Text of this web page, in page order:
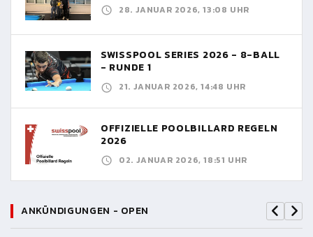
28. JANUAR 2026, 13:08 UHR
SWISSPOOL SERIES 2026 - 8-BALL
- RUNDE 1
21. JANUAR 2026, 14:48 UHR
OFFIZIELLE POOLBILLARD REGELN
2026
02. JANUAR 2026, 18:51 UHR
ANKÜNDIGUNGEN - OPEN